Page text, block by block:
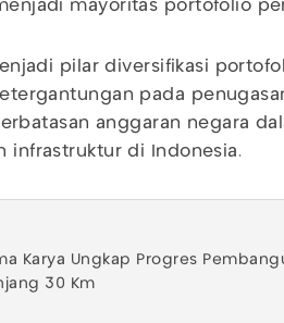
mayoritas portofolio
pilar diversifikasi
pada
anggaran negara
infrastruktur di Indonesia.
Karya Ungkap Progres
30 Km